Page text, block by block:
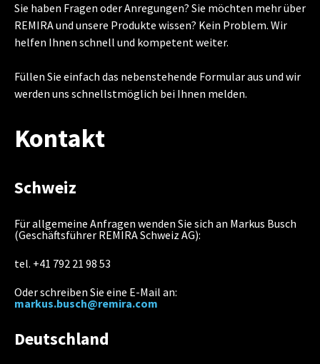
Sie haben Fragen oder Anregungen? Sie möchten mehr über
REMIRA und unsere Produkte wissen? Kein Problem. Wir
helfen Ihnen schnell und kompetent weiter.
Füllen Sie einfach das nebenstehende Formular aus und wir
werden uns schnellstmöglich bei Ihnen melden.
Kontakt
Schweiz
Für allgemeine Anfragen wenden Sie sich an Markus Busch
(Geschäftsführer REMIRA Schweiz AG):
tel. +41 792 21 98 53
Oder schreiben Sie eine E-Mail an:
markus.busch@remira.com
Deutschland